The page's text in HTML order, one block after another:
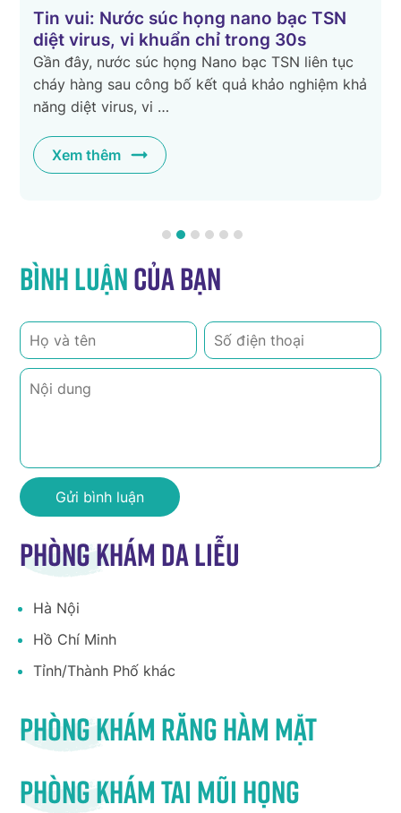
Tin vui: Nước súc họng nano bạc TSN
diệt virus, vi khuẩn chỉ trong 30s
Gần đây, nước súc họng Nano bạc TSN liên tục
cháy hàng sau công bố kết quả khảo nghiệm khả
năng diệt virus, vi …
Xem thêm
Bình luậncủa bạn
Phòng khám da liễu
Hà Nội
Hồ Chí Minh
Tỉnh/Thành Phố khác
Phòng khám răng hàm mặt
Phòng khám tai mũi họng